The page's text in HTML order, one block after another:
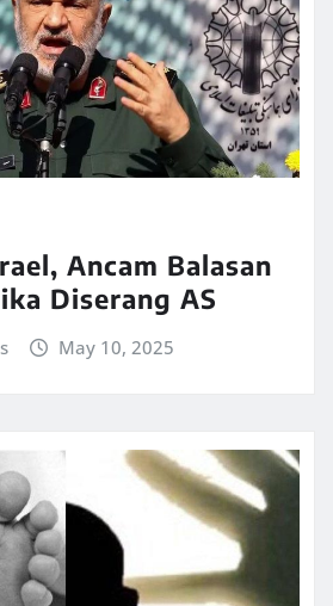
Ancam Balasan
Diserang AS
May 10, 2025